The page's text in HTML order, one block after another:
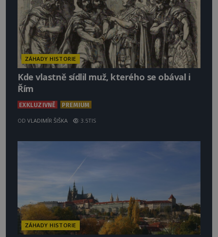
ZÁHADY HISTORIE
Kde vlastně sídlil muž, kterého se obával i
Řím
EXKLUZIVNĚ PREMIUM
OD VLADIMÍR ŠIŠKA 3.5TIS
ZÁHADY HISTORIE